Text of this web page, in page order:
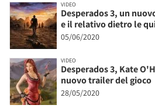
VIDEO
Desperados 3, un
e il relativo dietro le
05/06/2020
VIDEO
Desperados 3, Kate
nuovo trailer del gioco
28/05/2020